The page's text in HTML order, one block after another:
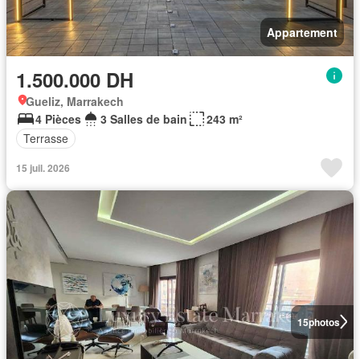
Appartement
1.500.000 DH
Gueliz, Marrakech
4 Pièces
3 Salles de bain
243 m²
Terrasse
15 juil. 2026
15photos